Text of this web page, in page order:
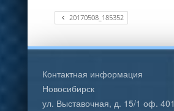
20170508_185352
Контактная информация
Новосибирск
ул. Выставочная, д. 15/1 оф. 401